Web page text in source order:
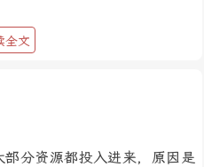
全文
分资源都投入进来，原因是